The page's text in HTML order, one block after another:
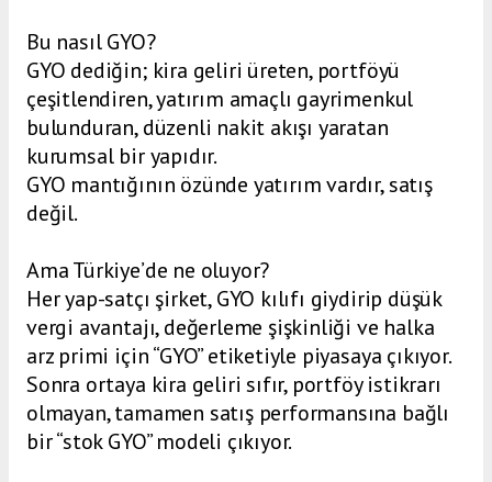
Bu nasıl GYO?
GYO dediğin; kira geliri üreten, portföyü
çeşitlendiren, yatırım amaçlı gayrimenkul
bulunduran, düzenli nakit akışı yaratan
kurumsal bir yapıdır.
GYO mantığının özünde yatırım vardır, satış
değil.
Ama Türkiye’de ne oluyor?
Her yap-satçı şirket, GYO kılıfı giydirip düşük
vergi avantajı, değerleme şişkinliği ve halka
arz primi için “GYO” etiketiyle piyasaya çıkıyor.
Sonra ortaya kira geliri sıfır, portföy istikrarı
olmayan, tamamen satış performansına bağlı
bir “stok GYO” modeli çıkıyor.